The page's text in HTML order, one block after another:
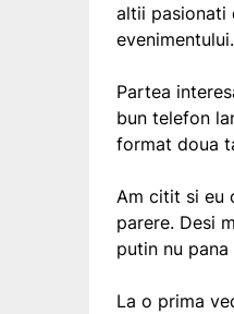
altii pasionati
evenimentului.
Partea
bun telefon
format doua
Am citit si eu
parere. Desi
putin nu
La o prima